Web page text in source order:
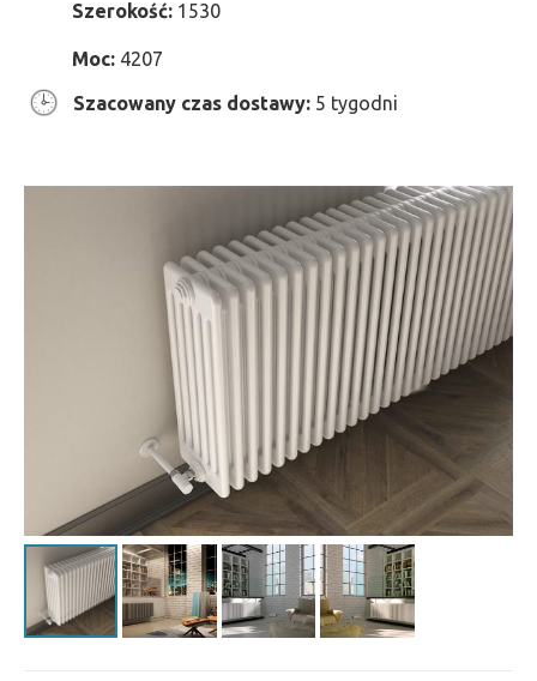
Szerokość: 1530
Moc: 4207
Szacowany czas dostawy: 5 tygodni